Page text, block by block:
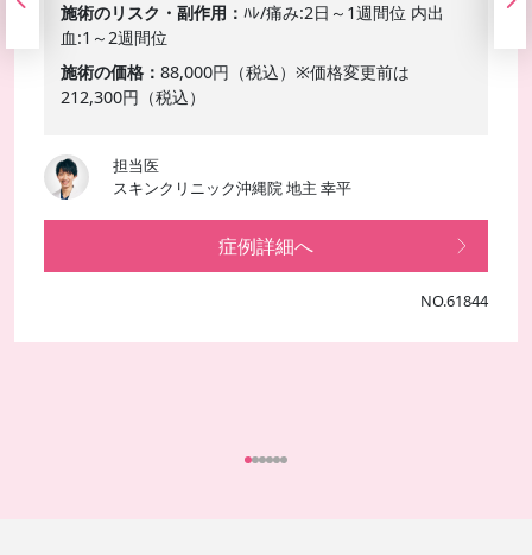
施術のリスク・副作用
ﾊﾚ/痛み:2日～1週間位 内出
血:1～2週間位
施術の価格
88,000円（税込）※価格変更前は
212,300円（税込）
担当医
スキンクリニック沖縄院 地主 幸平
症例詳細へ
NO.61844